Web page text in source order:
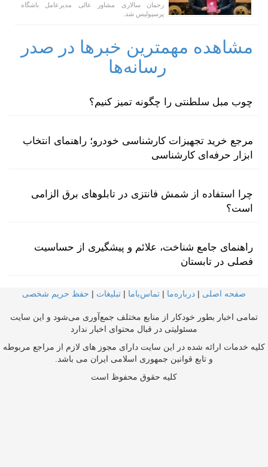
رحمان سالاری مشاور عالی مدیرعامل باشگاه
پرسپولیس شد.
مشاهده مهمترین خبرها در صدر
رسانه‌ها
چوب مبل سلطنتی را چگونه تمیز کنیم؟
مرجع خرید تجهیزات کارشناسی خودرو؛ راهنمای انتخاب
ابزار حرفه‌ای کارشناسی
چرا استفاده از شمش فانتزی در تابلوهای برق الزامی
است؟
راهنمای جامع شناخت، علائم و پیشگیری از حساسیت
فصلی در تابستان
صفحه اصلی | درباره‌ما | تماس‌با‌ما | تبلیغات | حفظ حریم شخصی
تمامی اخبار بطور خودکار از منابع مختلف جمع‌آوری می‌شود و این سایت
مسئولیتی در قبال محتوای اخبار ندارد
کلیه خدمات ارائه شده در این سایت دارای مجوز های لازم از مراجع مربوطه
و تابع قوانین جمهوری اسلامی ایران می باشد.
کلیه حقوق محفوظ است